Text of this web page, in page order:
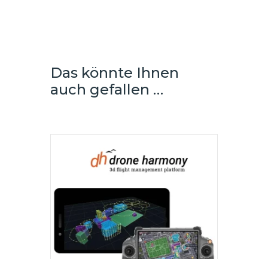
Das könnte Ihnen
auch gefallen …